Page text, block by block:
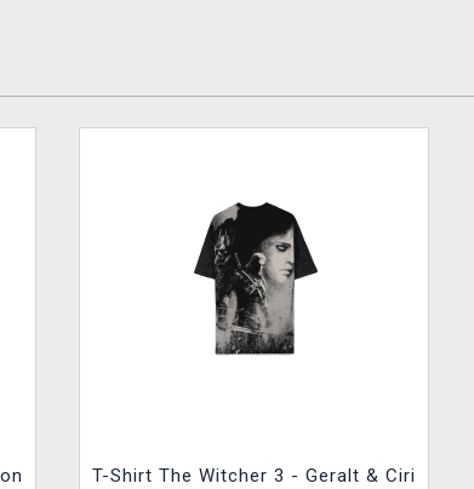
T-Shirt The Witcher 3 - Geralt & Ciri